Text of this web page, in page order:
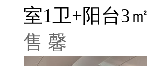
室1卫+阳台3㎡
售 馨